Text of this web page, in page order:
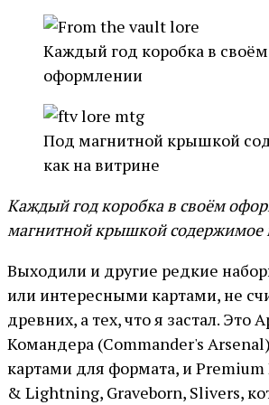
Каждый год коробка в своём
оформлении
Под магнитной крышкой
как на витрине
Каждый год коробка в своём
магнитной крышкой содержимое
Выходили и другие редкие
или интересными картами, не
древних, а тех, что я застал. Это
Командера (Commander's
картами для формата, и Premium
& Lightning, Graveborn, Slivers,